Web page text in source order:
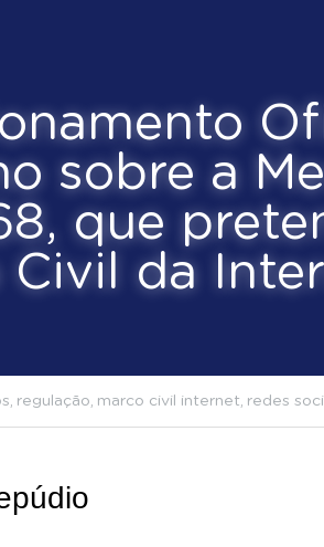
Dínamo
nº
da
·Legislacão, startups, regulação,